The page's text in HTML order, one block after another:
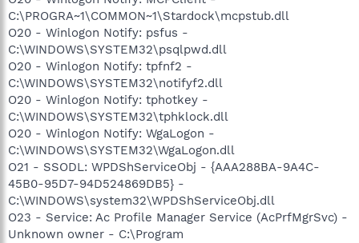
C:\PROGRA~1\COMMON~1\Stardock\mcpstub.dll
O20 - Winlogon Notify: psfus -
C:\WINDOWS\SYSTEM32\psqlpwd.dll
O20 - Winlogon Notify: tpfnf2 -
C:\WINDOWS\SYSTEM32\notifyf2.dll
O20 - Winlogon Notify: tphotkey -
C:\WINDOWS\SYSTEM32\tphklock.dll
O20 - Winlogon Notify: WgaLogon -
C:\WINDOWS\SYSTEM32\WgaLogon.dll
O21 - SSODL: WPDShServiceObj - {AAA288BA-9A4C-
45B0-95D7-94D524869DB5} -
C:\WINDOWS\system32\WPDShServiceObj.dll
O23 - Service: Ac Profile Manager Service (AcPrfMgrSvc) -
Unknown owner - C:\Program